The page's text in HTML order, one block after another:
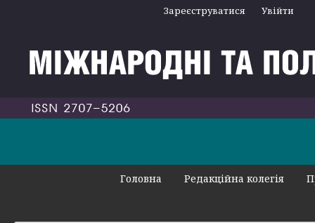
Головна Редакційна колегія
Зареєструватися Увійти